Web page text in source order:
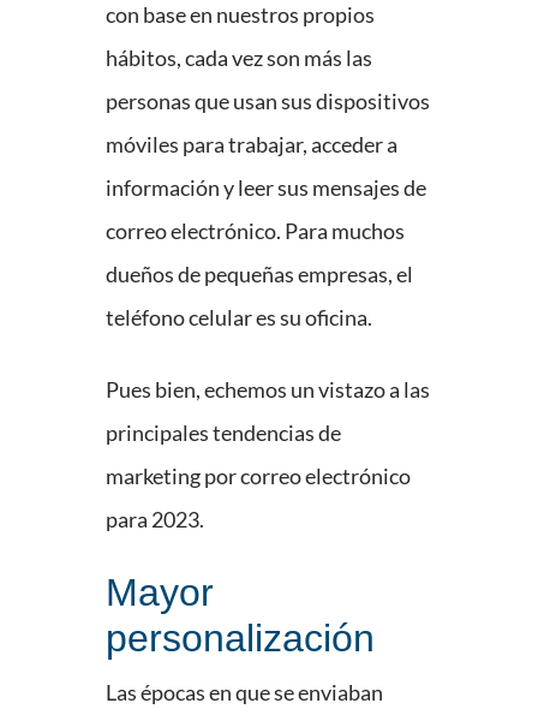
con base en nuestros propios
hábitos, cada vez son más las
personas que usan sus dispositivos
móviles para trabajar, acceder a
información y leer sus mensajes de
correo electrónico. Para muchos
dueños de pequeñas empresas, el
teléfono celular es su oficina.
Pues bien, echemos un vistazo a las
principales tendencias de
marketing por correo electrónico
para 2023.
Mayor
personalización
Las épocas en que se enviaban